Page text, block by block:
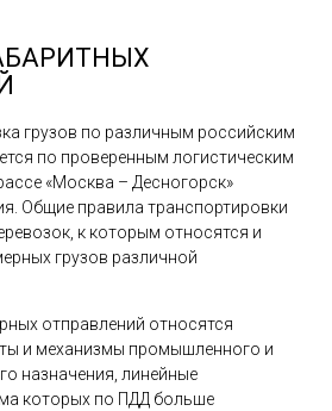
грузов по различным российским
по проверенным логистическим
«Москва – Десногорск»
Общие правила транспортировки
к которым относятся и
грузов различной
отправлений относятся
и механизмы промышленного и
назначения, линейные
которых по ПДД больше